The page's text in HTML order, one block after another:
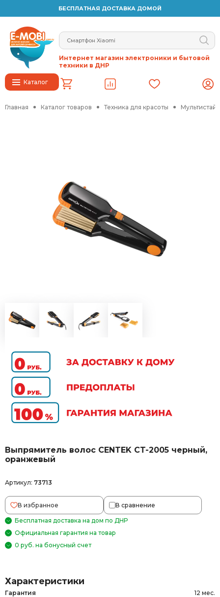
БЕСПЛАТНАЯ ДОСТАВКА ДОМОЙ
Каталог
Интернет магазин электроники и бытовой
техники в ДНР
Главная Каталог товаров Техника для красоты
Выпрямитель волоc CENTEK CT-2005 черный,
оранжевый
Артикул: 73713
В избранное В сравнение
Бесплатная доставка на дом по ДНР
Официальная гарантия на товар
0 руб. на бонусный счет
Характеристики
Гарантия
12 мес.